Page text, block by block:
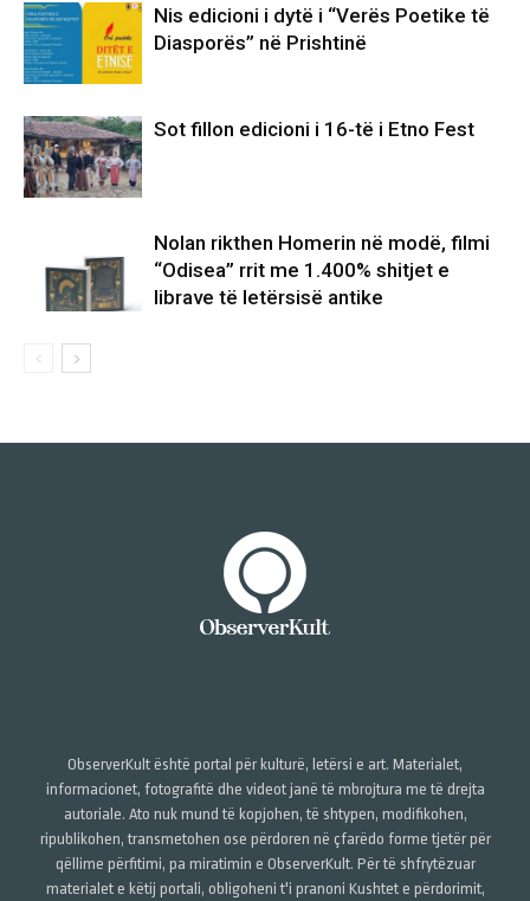
Nis edicioni i dytë i “Verës Poetike të
Diasporës” në Prishtinë
Sot fillon edicioni i 16-të i Etno Fest
Nolan rikthen Homerin në modë, filmi
“Odisea” rrit me 1.400% shitjet e
librave të letërsisë antike
ObserverKult është portal për kulturë, letërsi e art. Materialet,
informacionet, fotografitë dhe videot janë të mbrojtura me të drejta
autoriale. Ato nuk mund të kopjohen, të shtypen, modifikohen,
ripublikohen, transmetohen ose përdoren në çfarëdo forme tjetër për
qëllime përfitimi, pa miratimin e ObserverKult. Për të shfrytëzuar
materialet e këtij portali, obligoheni t'i pranoni Kushtet e përdorimit,